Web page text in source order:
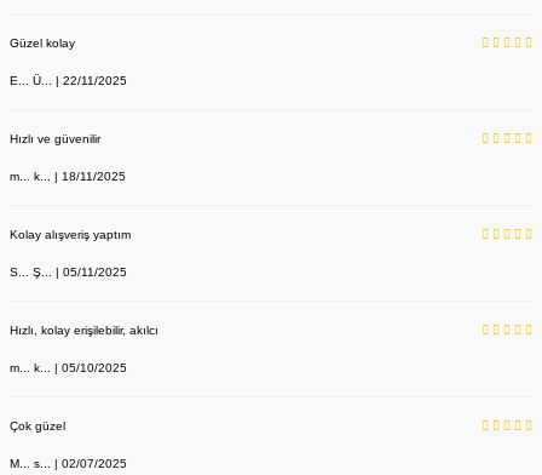
Güzel kolay
E... Ü... | 22/11/2025
Hızlı ve güvenilir
m... k... | 18/11/2025
Kolay alışveriş yaptım
S... Ş... | 05/11/2025
Hızlı, kolay erişilebilir, akılcı
m... k... | 05/10/2025
Çok güzel
M... s... | 02/07/2025